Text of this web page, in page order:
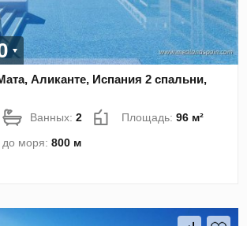
Аликанте, Испания 2 спальни,
Ванных:2 Площадь:96 м²
до моря:800 м